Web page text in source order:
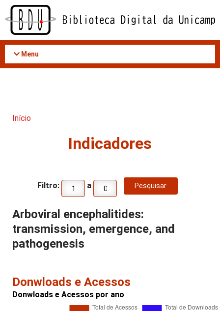
Acessar
conteúdo
Menu
Início
Indicadores
Filtro: a
Arboviral encephalitides:
transmission, emergence, and
pathogenesis
Donwloads e Acessos
Donwloads e Acessos por ano